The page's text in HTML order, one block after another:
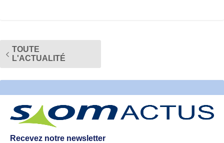
TOUTE
L'ACTUALITÉ
Recevez notre newsletter